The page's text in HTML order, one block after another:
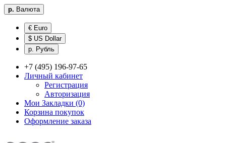
р. Валюта
€ Euro
$ US Dollar
р. Рубль
+7 (495) 196-97-65
Личный кабинет
Регистрация
Авторизация
Мои Закладки (0)
Корзина покупок
Оформление заказа